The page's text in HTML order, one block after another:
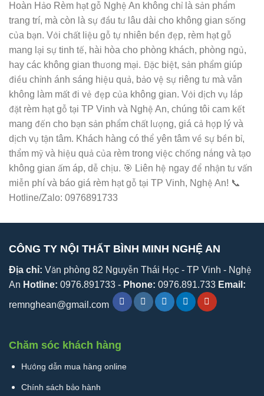
Hoàn Hảo Rèm hạt gỗ Nghệ An không chỉ là sản phẩm
trang trí, mà còn là sự đầu tư lâu dài cho không gian sống
của bạn. Với chất liệu gỗ tự nhiên bền đẹp, rèm hạt gỗ
mang lại sự tinh tế, hài hòa cho phòng khách, phòng ngủ,
hay các không gian thương mại. Đặc biệt, sản phẩm giúp
điều chỉnh ánh sáng hiệu quả, bảo vệ sự riêng tư mà vẫn
không làm mất đi vẻ đẹp của không gian. Với dịch vụ lắp
đặt rèm hạt gỗ tại TP Vinh và Nghệ An, chúng tôi cam kết
mang đến cho bạn sản phẩm chất lượng, giá cả hợp lý và
dịch vụ tận tâm. Khách hàng có thể yên tâm về sự bền bỉ,
thẩm mỹ và hiệu quả của rèm trong việc chống nắng và tạo
không gian ấm áp, dễ chịu. 🎯 Liên hệ ngay để nhận tư vấn
miễn phí và báo giá rèm hạt gỗ tại TP Vinh, Nghệ An! 📞
Hotline/Zalo: 0976891733
CÔNG TY NỘI THẤT BÌNH MINH NGHỆ AN
Địa chỉ: Văn phòng 82 Nguyễn Thái Học - TP Vinh - Nghệ
An Hotline: 0976.891733 - Phone: 0976.891.733 Email:
remnghean@gmail.com
Chăm sóc khách hàng
Hướng dẫn mua hàng online
Chính sách bảo hành